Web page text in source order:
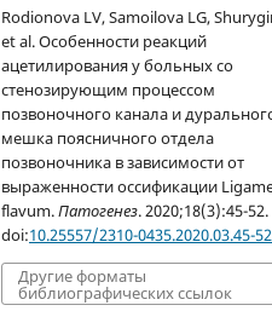
Rodionova LV, Samoilova LG,
et al. Особенности реакций
ацетилирования у больных со
стенозирующим процессом
позвоночного канала и
мешка поясничного отдела
позвоночника в зависимости от
выраженности оссификации
flavum.Патогенез. 2020;18(3):45-52.
doi:10.25557/2310-0435.2020.03.45-52
Другие форматы
библиографических ссылок